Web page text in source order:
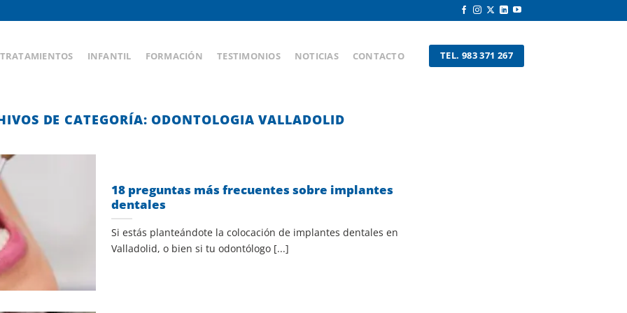
TRATAMIENTOS INFANTIL FORMACIÓN TESTIMONIOS NOTICIAS CONTACTO TEL. 983 371 267
DE CATEGORÍA: ODONTOLOGIA VALLADOLID
18 preguntas más frecuentes sobre implantes
dentales
Si estás planteándote la colocación de implantes dentales en
Valladolid, o bien si tu odontólogo [...]